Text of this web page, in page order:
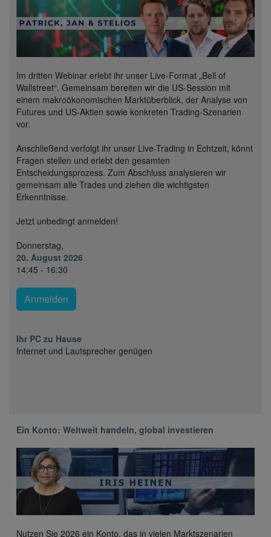
Im dritten Webinar erlebt ihr unser Live-Format „Bell of
Wallstreet“. Gemeinsam bereiten wir die US-Session mit
einem makroökonomischen Marktüberblick, der Analyse von
Futures und US-Aktien sowie konkreten Trading-Szenarien
vor.
Anschließend verfolgt ihr unser Live-Trading in Echtzeit, könnt
Fragen stellen und erlebt den gesamten
Entscheidungsprozess. Zum Abschluss analysieren wir
gemeinsam alle Trades und ziehen die wichtigsten
Erkenntnisse.
Jetzt unbedingt anmelden!
Donnerstag,
20. August 2026
14:45 - 16:30
Anmelden
Ihr PC zu Hause
Internet und Lautsprecher genügen
Ein Konto: Weltweit handeln, global investieren
Nutzen Sie 2026 ein Konto, das in vielen Marktszenarien